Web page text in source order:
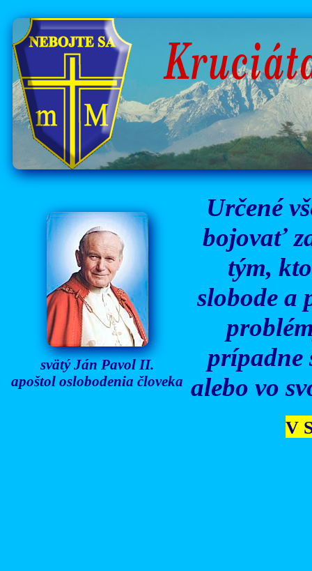
svätý Ján Pavol II.
apoštol oslobodenia človeka
Určené
bojovať
tým,
slobode a
prípadne
alebo vo
V